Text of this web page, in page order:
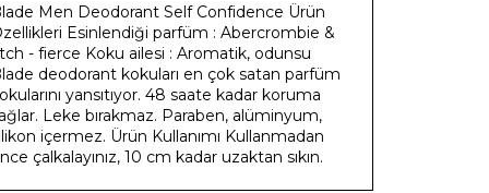
Men Deodorant Self Confidence Ürün
Esinlendiği parfüm : Abercrombie &
- fierce Koku ailesi : Aromatik, odunsu
deodorant kokuları en çok satan parfüm
yansıtıyor. 48 saate kadar koruma
Leke bırakmaz. Paraben, alüminyum,
içermez. Ürün Kullanımı Kullanmadan
çalkalayınız, 10 cm kadar uzaktan sıkın.